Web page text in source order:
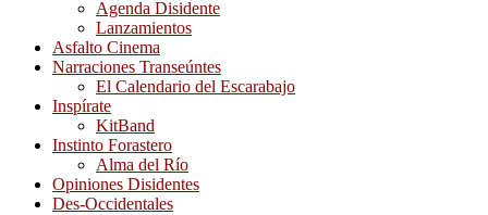
Agenda Disidente
Lanzamientos
Asfalto Cinema
Narraciones Transeúntes
El Calendario del Escarabajo
Inspírate
KitBand
Instinto Forastero
Alma del Río
Opiniones Disidentes
Des-Occidentales